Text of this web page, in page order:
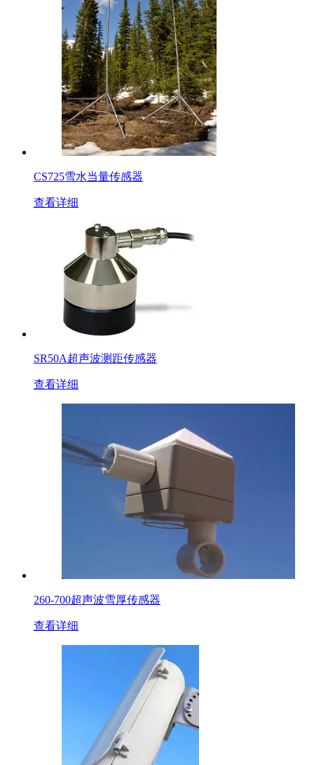
CS725雪水当量传感器
查看详细
SR50A超声波测距传感器
查看详细
260-700超声波雪厚传感器
查看详细